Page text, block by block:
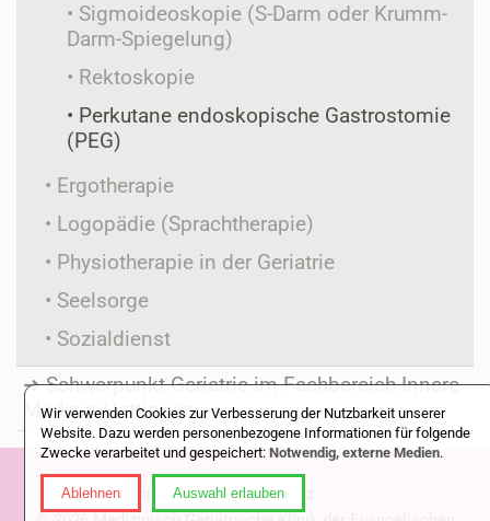
Sigmoideoskopie (S-Darm oder Krumm-
Darm-Spiegelung)
Rektoskopie
Perkutane endoskopische Gastrostomie
(PEG)
Ergotherapie
Logopädie (Sprachtherapie)
Physiotherapie in der Geriatrie
Seelsorge
Sozialdienst
Schwerpunkt Geriatrie im Fachbereich Innere
Medizin Hattingen
Impressum|Datenschutz
Wir verwenden Cookies zur Verbesserung der Nutzbarkeit unserer
Website. Dazu werden personenbezogene Informationen für folgende
Zwecke verarbeitet und gespeichert:Notwendig, externe Medien.
Ablehnen Auswahl erlauben